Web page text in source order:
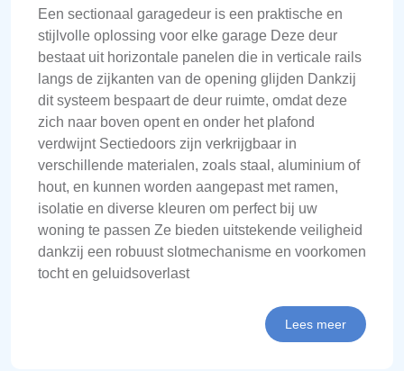
Een sectionaal garagedeur is een praktische en
stijlvolle oplossing voor elke garage Deze deur
bestaat uit horizontale panelen die in verticale rails
langs de zijkanten van de opening glijden Dankzij
dit systeem bespaart de deur ruimte, omdat deze
zich naar boven opent en onder het plafond
verdwijnt Sectiedoors zijn verkrijgbaar in
verschillende materialen, zoals staal, aluminium of
hout, en kunnen worden aangepast met ramen,
isolatie en diverse kleuren om perfect bij uw
woning te passen Ze bieden uitstekende veiligheid
dankzij een robuust slotmechanisme en voorkomen
tocht en geluidsoverlast
Lees meer